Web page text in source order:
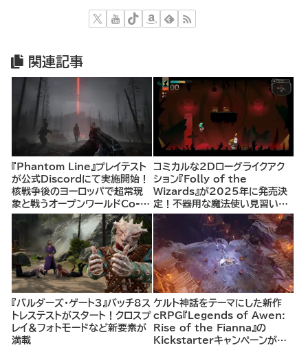
関連記事
『Phantom Line』プレイテスト
が公式Discordにて実施開始！
核戦争後のヨーロッパで超常現
象と戦うオープンワールドCo-
opシューター
コミカルな2Dローグライクアク
ション『Folly of the
Wizards』が2025年に発売決
定！不器用な魔法使い見習いと
して、ランダム生成ダンジョンを
探索し、世界を救う冒険へ。
『バルダーズ・ゲート3』パッチ8ス
トレステストがスタート！クロスプ
レイ＆フォトモードなど新要素が
満載
ケルト神話をテーマにした新作
cRPG『Legends of Awen:
Rise of the Fianna』の
Kickstarterキャンペーンがま